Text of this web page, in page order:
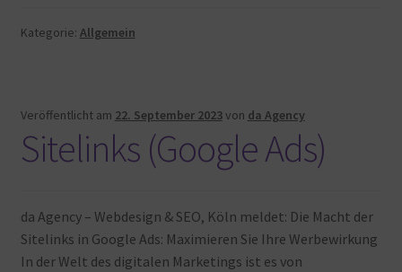
Kategorie: Allgemein
Veröffentlicht am 22. September 2023von da Agency
Sitelinks (Google Ads)
da Agency – Webdesign & SEO, Köln meldet: Die Macht der
Sitelinks in Google Ads: Maximieren Sie Ihre Werbewirkung
In der Welt des digitalen Marketings ist es von